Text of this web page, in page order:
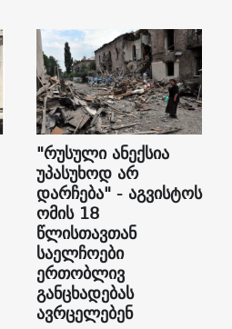
"რუსული ანექსია
უპასუხოდ არ
დარჩება" - აგვისტოს
ომის 18
წლისთავთან
საელჩოები
ერთობლივ
განცხადებას
ავრცელებენ